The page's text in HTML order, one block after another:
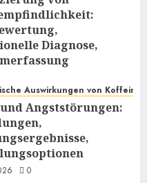
Diagnose,
Auswirkungen von Koffein
Angststörungen:
0